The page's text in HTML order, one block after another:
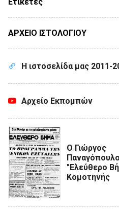
ΑΡΧΕΙΟ ΙΣΤΟΛΟΓΙΟΥ
Η ιστοσελίδα μας 2011-
Αρχείο Εκπομπών
Ο Γιώργος
"Ελεύθερο
Κομοτηνής